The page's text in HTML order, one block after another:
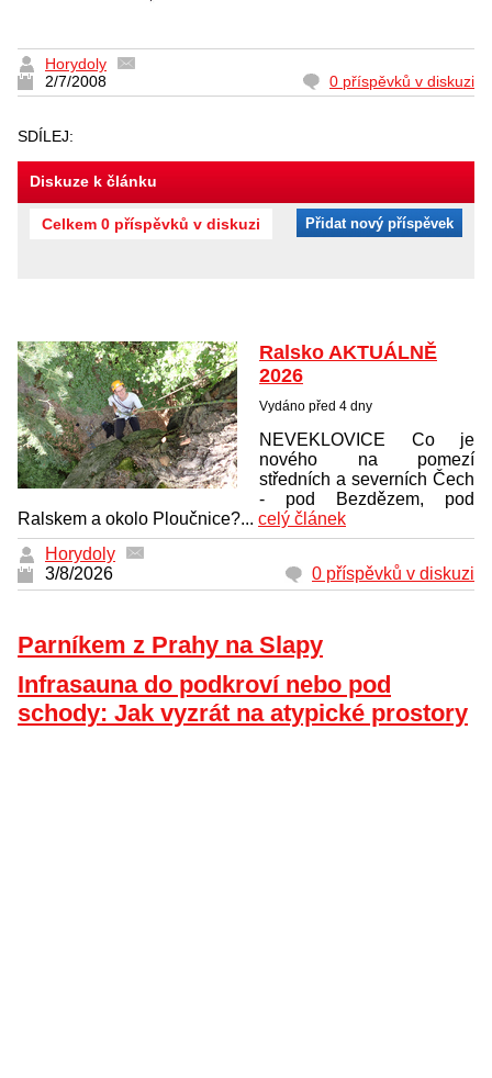
Horydoly
2/7/2008
0 příspěvků v diskuzi
SDÍLEJ:
Diskuze k článku
Celkem 0 příspěvků v diskuzi Přidat nový příspěvek
Ralsko AKTUÁLNĚ
2026
Vydáno před 4 dny
NEVEKLOVICE Co je
nového na pomezí
středních a severních Čech
- pod Bezdězem, pod
Ralskem a okolo Ploučnice?... celý článek
Horydoly
3/8/2026
0 příspěvků v diskuzi
Parníkem z Prahy na Slapy
Infrasauna do podkroví nebo pod
schody: Jak vyzrát na atypické prostory